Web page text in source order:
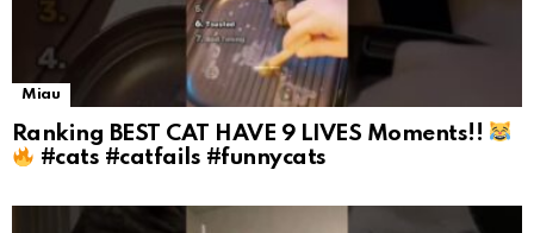
Miau
Ranking BEST CAT HAVE 9 LIVES Moments!!
#cats #catfails #funnycats